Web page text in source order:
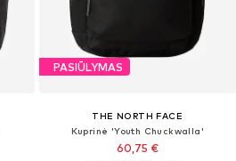
PASIŪLYMAS
THE NORTH FACE
Kuprinė 'Youth Chuckwalla'
60,75 €